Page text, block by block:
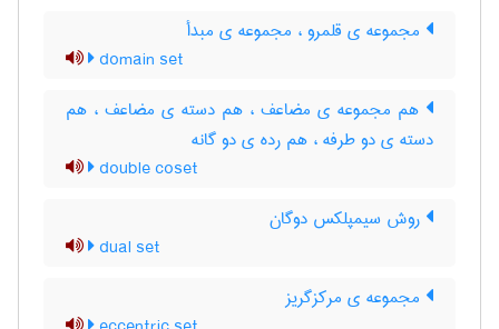
مجموعه ی قلمرو ، مجموعه ی مبدأ
domain set
هم مجموعه ی مضاعف ، هم دسته ی مضاعف ، هم
دسته ی دو طرفه ، هم رده ی دو گانه
double coset
روش سیمپلکس دوگان
dual set
مجموعه ی مرکزگریز